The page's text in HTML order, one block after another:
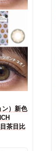
ン）新色
茶目比